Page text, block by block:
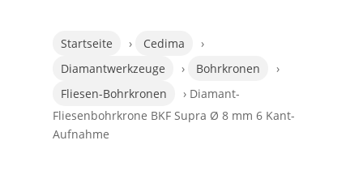
Startseite › Cedima
›
Diamantwerkzeuge
› Bohrkronen
›
Fliesen-Bohrkronen
› Diamant-
Fliesenbohrkrone BKF Supra Ø 8 mm 6 Kant-
Aufnahme